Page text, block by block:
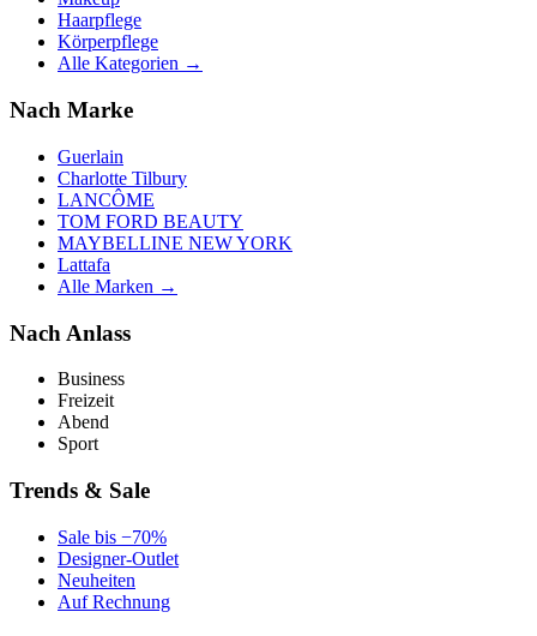
Haarpflege
Körperpflege
Alle Kategorien →
Nach Marke
Guerlain
Charlotte Tilbury
LANCÔME
TOM FORD BEAUTY
MAYBELLINE NEW YORK
Lattafa
Alle Marken →
Nach Anlass
Business
Freizeit
Abend
Sport
Trends & Sale
Sale bis −70%
Designer-Outlet
Neuheiten
Auf Rechnung